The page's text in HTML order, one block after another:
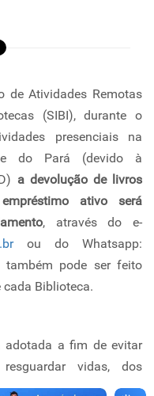
de Atividades Remotas
(SIBI), durante o
presenciais na
do Pará (devido à
a devolução de livros
ativo será
, através do e-
ou do Whatsapp:
também pode ser feito
Biblioteca.
adotada a fim de evitar
vidas, dos